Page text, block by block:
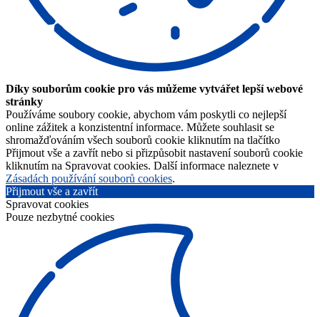
Díky souborům cookie pro vás můžeme vytvářet lepší webové
stránky
Používáme soubory cookie, abychom vám poskytli co nejlepší
online zážitek a konzistentní informace. Můžete souhlasit se
shromažďováním všech souborů cookie kliknutím na tlačítko
Přijmout vše a zavřít nebo si přizpůsobit nastavení souborů cookie
kliknutím na Spravovat cookies. Další informace naleznete v
Zásadách používání souborů cookies.
Přijmout vše a zavřít
Spravovat cookies
Pouze nezbytné cookies